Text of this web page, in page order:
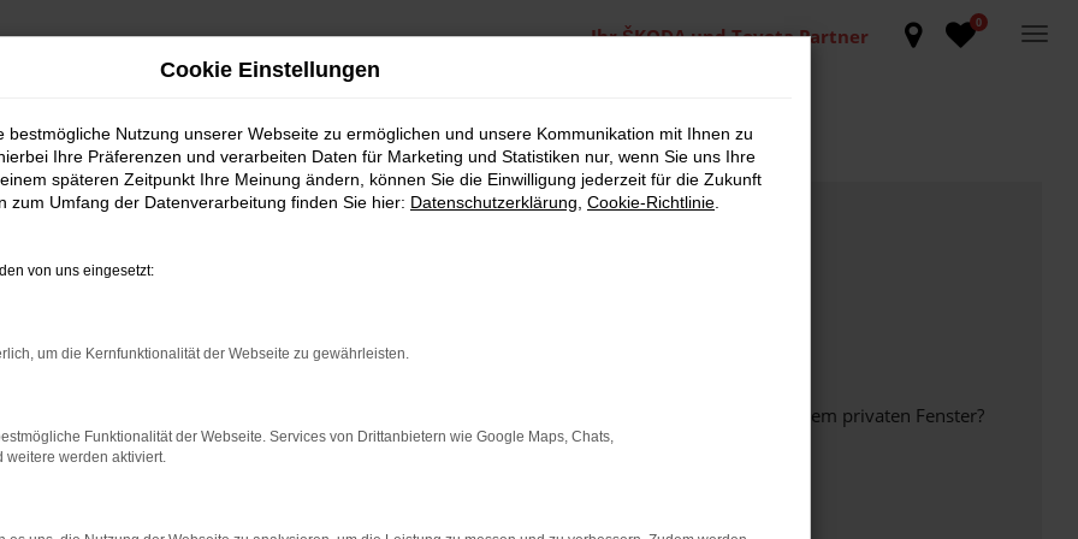
0
Ihr ŠKODA und Toyota Partner
bestimmter Seiten verhindern. Funktioniert die Seite in einem anderen Browser oder in einem privaten Fenster?
beheben.
auf dem neuesten Stand sind.
Cookie Einstellungen
bestmögliche Nutzung unserer Webseite zu ermöglichen und unsere Kommunikation mit Ihnen zu
Ihre Präferenzen und verarbeiten Daten für Marketing und Statistiken nur, wenn Sie uns Ihre
späteren Zeitpunkt Ihre Meinung ändern, können Sie die Einwilligung jederzeit für die Zukunft
zum Umfang der Datenverarbeitung finden Sie hier: Datenschutzerklärung Cookie-Richtlinie
von uns eingesetzt:
um die Kernfunktionalität der Webseite zu gewährleisten.
Funktionalität der Webseite. Services von Drittanbietern wie Google Maps, Chats,
weitere werden aktiviert.